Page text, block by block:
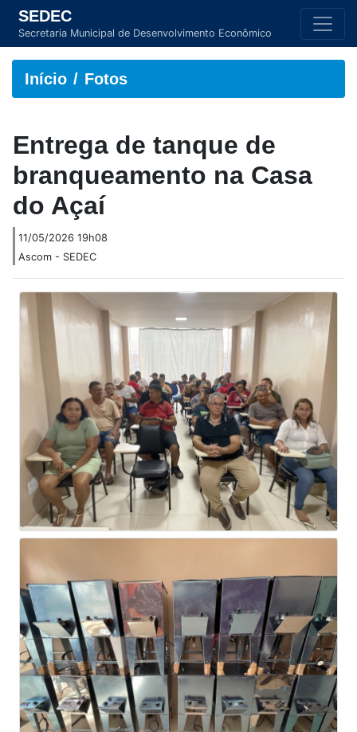
SEDEC
Secretaria Municipal de Desenvolvimento Econômico
Início Fotos
Entrega de tanque de
branqueamento na Casa
do Açaí
11/05/2026 19h08
Ascom - SEDEC